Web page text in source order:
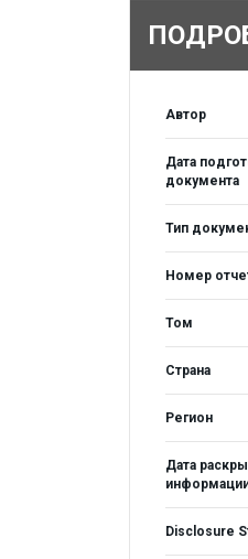
Автор
Дата
документа
Тип
Номер
Том
Страна
Регион
Дата
Disclosure